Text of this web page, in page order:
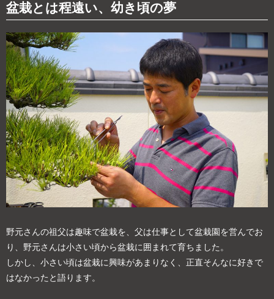
盆栽とは程遠い、幼き頃の夢
野元さんの祖父は趣味で盆栽を、父は仕事として盆栽園を営んでお
り、野元さんは小さい頃から盆栽に囲まれて育ちました。
しかし、小さい頃は盆栽に興味があまりなく、正直そんなに好きで
はなかったと語ります。